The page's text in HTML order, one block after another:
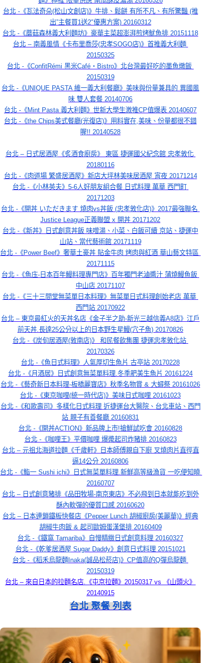
台北 -《瓦法奇朵(松山文創店)》牛排、鬆餅 有所不凡、有所驚豔 (推
出”主餐買1送2″優惠方案) 20160312
台北 -《蘑菇森林義大利麵坊》豪華主菜超澎湃煎烤魷魚排 20151118
台北 – 南義風情《卡布里喬莎(忠孝SOGO店)》首推義大利麵
20150325
台北 -《ConfitRémi 黑米Café‧Bistro》北台灣最好吃的墨魚燉飯
20150319
台北 -《UNIQUE PASTA 維一義大利餐廳》美味與份量兼具的 異國風
味 雙人套餐 20140706
台北 -《Mint Pasta 義大利麵》世新大學生激推CP值爆表 20140607
台北 -《the Chips美式餐廳(光復店)》用料實在,美味、份量都很不錯
喔!! 20140528
台北 – 日式居酒屋《炙酒食廚房》 東區 捷運國父紀念館 忠孝敦化
20180116
台北 -《肉道場 繁盛居酒屋》新店大坪林美味居酒屋 宵夜 20171214
台北 -《小林英夫》5-6人好朋友組合餐 日式料理 萬華 西門町
20171203
台北 -《開丼 いただきます 燒肉vs丼飯 (忠孝敦化店)》2017最強聯名
Justice League正義聯盟 x 開丼 20171202
台北 -《新丼》日式創意丼飯 味噌湯、小菜、白飯可續 京站、捷運中
山站、當代藝術館 20171119
台北 -《Power Beef》奢華土豪丼 貼金牛肉 烤肉與紅酒 華山藝文特區
20171115
台北 -《魚庒-日本百年鰻料理專門店》百年獨門老滷醬汁 蒲燒鰻魚飯
中山店 20171107
台北 -《三十三間堂無菜單日本料理》無菜單日式料理創始老店 萬華
西門站 20170922
台北 – 東京最紅火的天丼名店《金子半之助-新光三越信義A8店》江戶
前天丼.長達25公分以上的日本野生星鰻(穴子魚) 20170826
台北 -《炭旬居酒屋(敦南店)》 和民餐飲集團 捷運忠孝敦化站
20170326
台北 -《魚日式料理》人氣厚切生魚片 古亭站 20170228
台北 -《月酒居》日式創意無菜單料理.冬季肥美生魚片 20161224
台北 -《藝奇新日本料理-板橋麗寶店》秋季名物賞 & 大蟳祭 20161026
台北 -《東京咖哩(統一時代店)》美味日式咖哩 20161023
台北 -《和歌壽司》多樣化日式料理 近捷運台大醫院、台北車站、西門
站 親子有善餐廳 20160831
台北 -《開丼ACTION》新品牌上市!搶鮮試吃會 20160828
台北 -《咖哩王》平價咖哩 爆漿起司炸豬排 20160823
台北 – 元祖北海道拉麵《千歲軒》日本師傅親自下廚 叉燒肉片直徑直
逼14公分 20160806
台北 -《鮨一 Sushi ichi》日式無菜單料理.新鮮高等級漁貨 一吃便知曉
20160707
台北 – 日式創意豬排《品田牧場-南京東店》不必飛到日本就能吃到外
酥內軟彈的優質口感 20160620
台北 – 日本連鎖鐵板快餐店《Pepper Lunch 胡椒廚房(美麗華)》經典
胡椒牛肉飯 & 起司歐姆蛋漢堡排 20160409
台北 -《鐵窩 Tamariba》自慢精緻日式創意料理 20160327
台北 -《乾爹居酒屋 Sugar Daddy》創意日式料理 20151021
台北 -《稻禾烏龍麵Inaka(誠品松菸店)》CP值高的Q彈烏龍麵
20150319
台北 – 來自日本的拉麵名店.《屯京拉麵》20150317 vs 《山頭火》
20140915
台北 聚餐 列表